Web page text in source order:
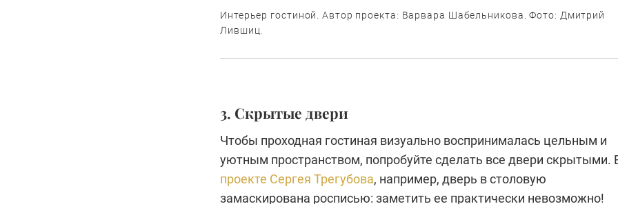
Интерьер гостиной. Автор проекта: Варвара Шабельникова. Фото: Дмитрий
Лившиц.
3. Скрытые двери
Чтобы проходная гостиная визуально воспринималась цельным и
уютным пространством, попробуйте сделать все двери скрытыми.
проекте Сергея Трегубова, например, дверь в столовую
замаскирована росписью: заметить ее практически невозможно!